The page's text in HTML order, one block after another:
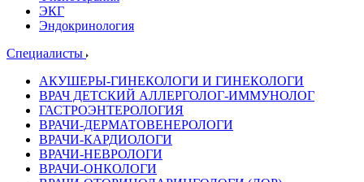
ЭКГ
Эндокринология
Специалисты
АКУШЕРЫ-ГИНЕКОЛОГИ И ГИНЕКОЛОГИ
ВРАЧ ДЕТСКИЙ АЛЛЕРГОЛОГ-ИММУНОЛОГ
ГАСТРОЭНТЕРОЛОГИЯ
ВРАЧИ-ДЕРМАТОВЕНЕРОЛОГИ
ВРАЧИ-КАРДИОЛОГИ
ВРАЧИ-НЕВРОЛОГИ
ВРАЧИ-ОНКОЛОГИ